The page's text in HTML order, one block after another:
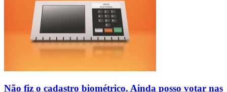
Não fiz o cadastro biométrico. Ainda posso votar nas